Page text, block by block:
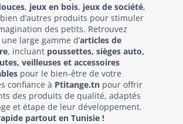
, jeux en bois, jeux de société,
d’autres produits pour stimuler
des petits. Retrouvez
large gamme d’articles de
, incluant poussettes, sièges auto,
veilleuses et accessoires
pour le bien-être de votre
confiance à Ptitange.tn pour offrir
des produits de qualité, adaptés
et étape de leur développement.
partout en Tunisie !